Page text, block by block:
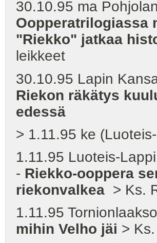
30.10.95 ma
Oopperatrilogiassa
"Riekko" jatkaa
leikkeet
30.10.95 Lapin
Riekon räkätys
edessä
> 1.11.95 ke
1.11.95 Luoteis-
- Riekko-ooppera
riekonvalkea > Ks.
1.11.95
mihin Velho jäi >